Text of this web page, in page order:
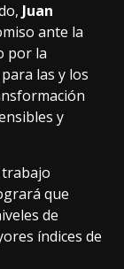
Juan
ante la
por la
las y los
y
trabajo
que
de
índices de